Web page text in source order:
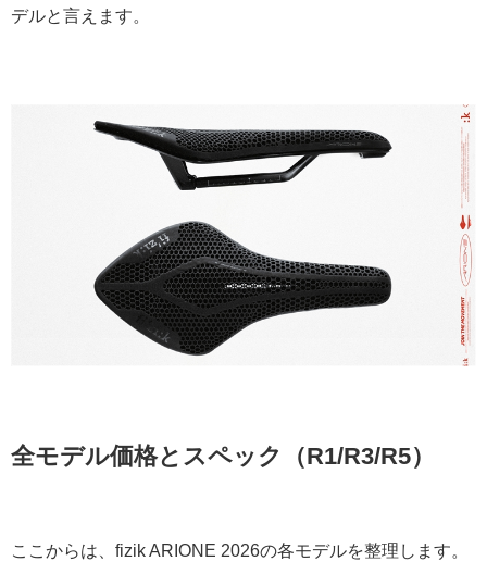
デルと言えます。
全モデル価格とスペック（R1/R3/R5）
ここからは、fizik ARIONE 2026の各モデルを整理します。